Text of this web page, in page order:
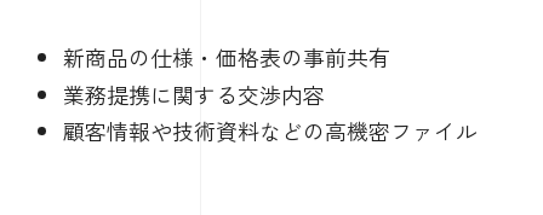
新商品の仕様・価格表の事前共有
業務提携に関する交渉内容
顧客情報や技術資料などの高機密ファイル